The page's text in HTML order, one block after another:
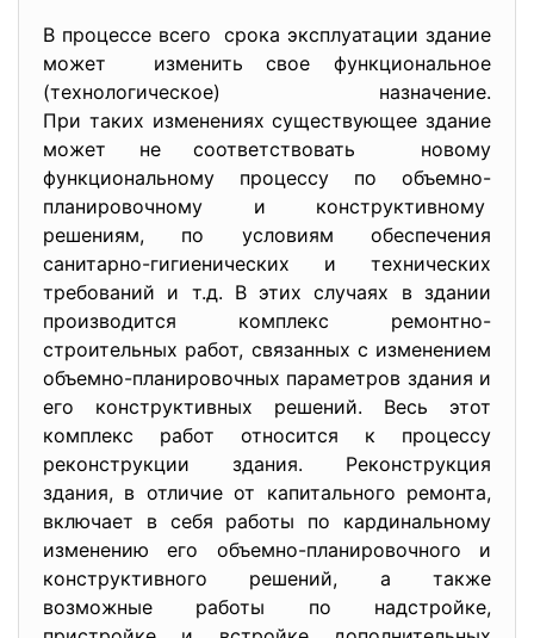
В процессе всего срока эксплуатации здание
может изменить свое функциональное
(технологическое) назначение.
При таких изменениях существующее здание
может не соответствовать новому
функциональному процессу по объемно-
планировочному и конструктивному
решениям, по условиям обеспечения
санитарно-гигиенических и технических
требований и т.д. В этих случаях в здании
производится комплекс ремонтно-
строительных работ, связанных с изменением
объемно-планировочных параметров здания и
его конструктивных решений. Весь этот
комплекс работ относится к процессу
реконструкции здания. Реконструкция
здания, в отличие от капитального ремонта,
включает в себя работы по кардинальному
изменению его объемно-планировочного и
конструктивного решений, а также
возможные работы по надстройке,